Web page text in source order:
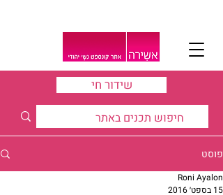
שידור חי
פוסט
Roni Ayalon
15 בספט׳ 2016